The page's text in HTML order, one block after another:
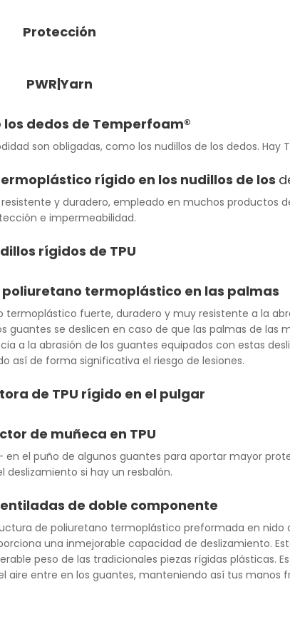
Protección
PWR|Yarn
los dedos de Temperfoam®
son obligadas, como los nudillos de los dedos. Hay
rígido en los nudillos de los
y duradero, empleado en muchos productos
e impermeabilidad.
rígidos de TPU
termoplástico en las palmas
fuerte, duradero y muy resistente a la
guantes se deslicen en caso de que las palmas de
a la abrasión de los guantes equipados con estas
así de forma significativa el riesgo de lesiones.
de TPU rígido en el pulgar
de muñeca en TPU
en el puño de algunos guantes para aportar mayor
deslizamiento si hay un resbalón.
de doble componente
de poliuretano termoplástico preformada en nido
una inmejorable capacidad de deslizamiento.
peso de las tradicionales piezas rígidas plásticas.
entre en los guantes, manteniendo así tus manos